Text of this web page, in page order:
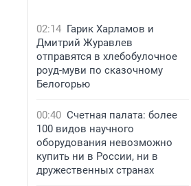
02:14 Гарик Харламов и
Дмитрий Журавлев
отправятся в хлебобулочное
роуд-муви по сказочному
Белогорью
00:40 Счетная палата: более
100 видов научного
оборудования невозможно
купить ни в России, ни в
дружественных странах